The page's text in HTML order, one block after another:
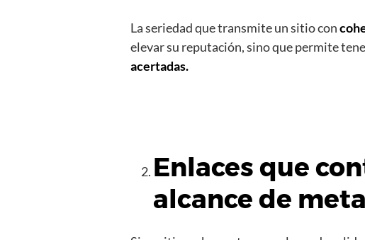
La seriedad que transmite un sitio con
elevar su reputación, sino que permite
acertadas.
Enlaces que
alcance de